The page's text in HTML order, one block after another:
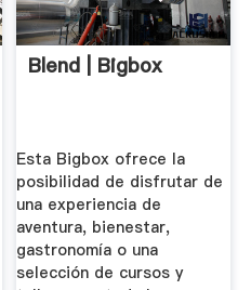
Blend | Bigbox
Esta Bigbox ofrece la
posibilidad de disfrutar de
una experiencia de
aventura, bienestar,
gastronomía o una
selección de cursos y